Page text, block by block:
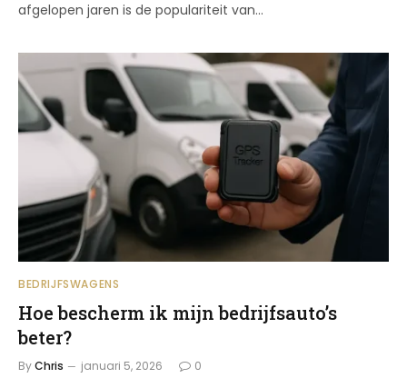
afgelopen jaren is de populariteit van…
BEDRIJFSWAGENS
Hoe bescherm ik mijn bedrijfsauto’s
beter?
ByChris januari 5, 2026 0